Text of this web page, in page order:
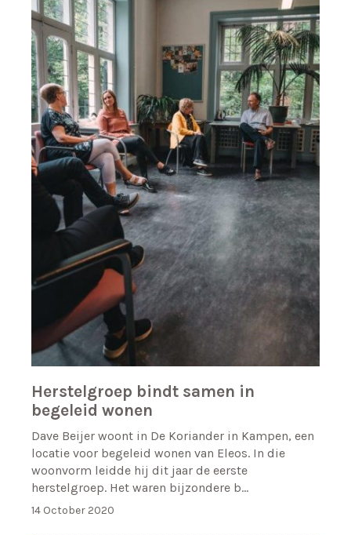
Herstelgroep bindt samen in
begeleid wonen
Dave Beijer woont in De Koriander in Kampen, een
locatie voor begeleid wonen van Eleos. In die
woonvorm leidde hij dit jaar de eerste
herstelgroep. Het waren bijzondere b…
14 October 2020